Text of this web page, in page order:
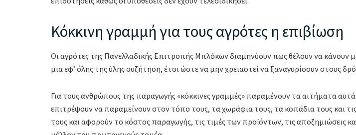
Κόκκινη γραμμή για τους αγρότες η επιβίωση
Οι αγρότες της Πανελλαδικής Επιτροπής Μπλόκων διαμηνύουν πως θέλουν να κάνουν
μια εφ’ όλης της ύλης συζήτηση, έτσι ώστε να μην χρειαστεί να ξαναγυρίσουν στους
Για τους ανθρώπους της παραγωγής «κόκκινες γραμμές» παραμένουν τα αιτήματα
επιτρέψουν να παραμείνουν στον τόπο τους, τα χωράφια τους, τα κοπάδια τους και
τους και αφορούν το κόστος παραγωγής, τις τιμές των προϊόντων, τις αποζημιώσεις